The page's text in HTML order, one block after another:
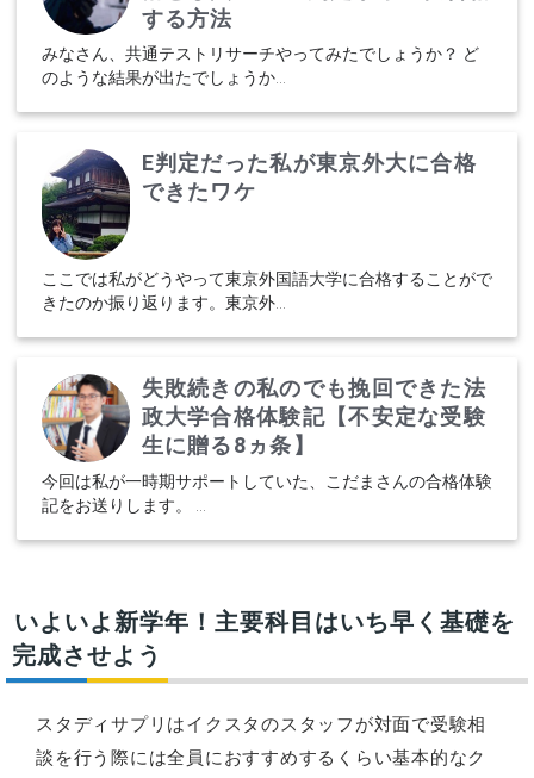
する方法
みなさん、共通テストリサーチやってみたでしょうか？ ど
のような結果が出たでしょうか...
E判定だった私が東京外大に合格
できたワケ
ここでは私がどうやって東京外国語大学に合格することがで
きたのか振り返ります。東京外...
失敗続きの私のでも挽回できた法
政大学合格体験記【不安定な受験
生に贈る8ヵ条】
今回は私が一時期サポートしていた、こだまさんの合格体験
記をお送りします。 ...
いよいよ新学年！主要科目はいち早く基礎を
完成させよう
スタディサプリはイクスタのスタッフが対面で受験相
談を行う際には全員におすすめするくらい基本的なク